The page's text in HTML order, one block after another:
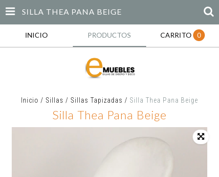
SILLA THEA PANA BEIGE
INICIO PRODUCTOS CARRITO 0
Inicio / Sillas / Sillas Tapizadas / Silla Thea Pana Beige
Silla Thea Pana Beige